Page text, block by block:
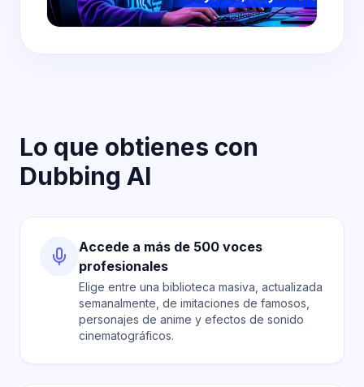
Lo que obtienes con
Dubbing AI
Accede a más de 500 voces
profesionales
Elige entre una biblioteca masiva, actualizada
semanalmente, de imitaciones de famosos,
personajes de anime y efectos de sonido
cinematográficos.